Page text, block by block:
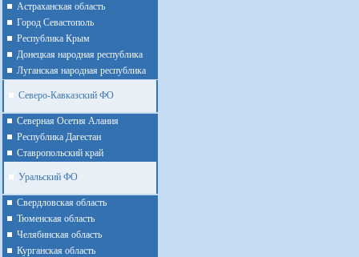
Астраханская область
Город Севастополь
Республика Крым
Донецкая народная республика
Луганская народная республика
Северо-Кавказский ФО
Северная Осетия Алания
Республика Дагестан
Ставропольский край
Уральский ФО
Cвердловская область
Тюменская область
Челябинская область
Курганская область